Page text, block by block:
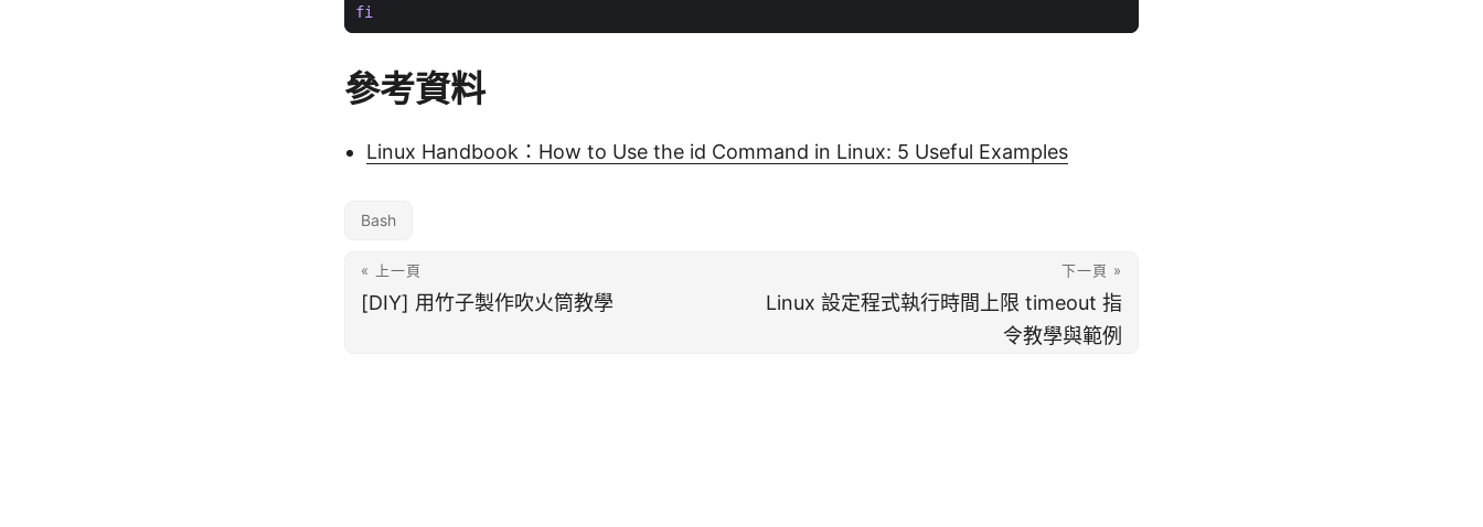
fi
參考資料
Linux Handbook：How to Use the id Command in Linux: 5 Useful Examples
Bash
« 上一頁
[DIY] 用竹子製作吹火筒教學
下一頁 »
Linux 設定程式執行時間上限 timeout 指
令教學與範例